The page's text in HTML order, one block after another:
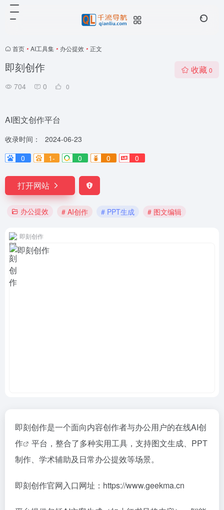
首页 • AI工具集 • 办公提效 • 正文
即刻创作
704 0 0
收藏 0
AI图文创作平台
收录时间：
2024-06-23
0
1- 0 0 0
打开网站
办公提效 # AI创作 # PPT生成 # 图文编辑
即刻创作
即刻创作是一个面向内容创作者与办公用户的在线AI创
作
平台，整合了多种实用工具，支持图文生成、PPT
制作、学术辅助及日常办公提效等场景。
即刻创作官网入口网址：https://www.geekma.cn